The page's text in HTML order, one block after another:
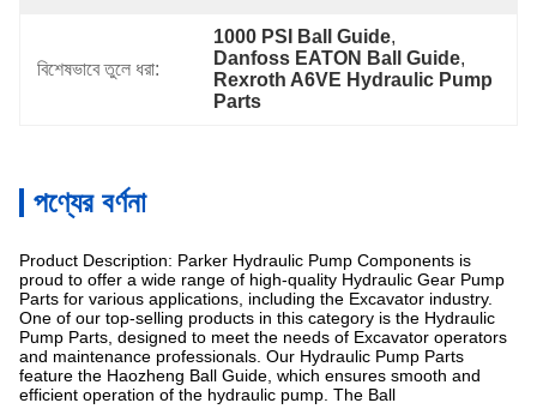
বিশেষভাবে তুলে ধরা:
1000 PSI Ball Guide,
Danfoss EATON Ball Guide,
Rexroth A6VE Hydraulic Pump
Parts
পণ্যের বর্ণনা
Product Description: Parker Hydraulic Pump Components is
proud to offer a wide range of high-quality Hydraulic Gear Pump
Parts for various applications, including the Excavator industry.
One of our top-selling products in this category is the Hydraulic
Pump Parts, designed to meet the needs of Excavator operators
and maintenance professionals. Our Hydraulic Pump Parts
feature the Haozheng Ball Guide, which ensures smooth and
efficient operation of the hydraulic pump. The Ball